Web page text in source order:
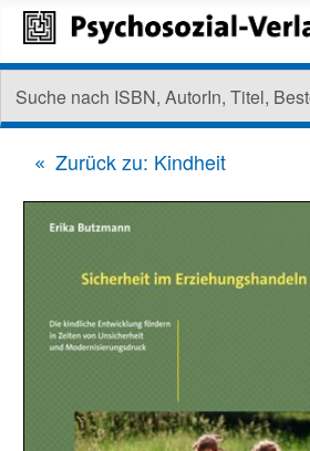
Zurück zu: Kindheit